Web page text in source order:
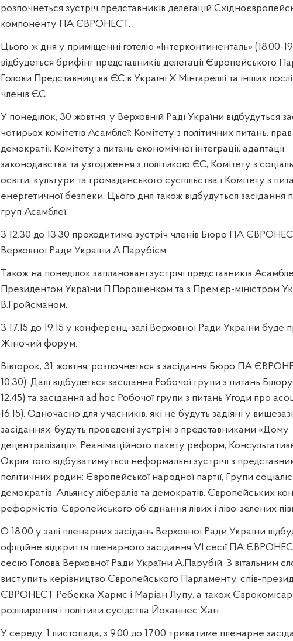
розпочнеться зустріч представників делегацій
компоненту ПА ЄВРОНЕСТ.
Цього ж дня у приміщенні готелю «Інтерконтиненталь» (18.00-
відбудеться брифінг представників делегації Європейського
Голови Представництва ЄС в Україні Х.Мінгареллі та інших
членів ЄС.
У понеділок, 30 жовтня, у Верховній Раді України відбудуться
чотирьох комітетів Асамблеї: Комітету з політичних питань,
демократії, Комітету з питань економічної інтеграції, адаптації
законодавства та узгодження з політикою ЄС, Комітету з
освіти, культури та громадянського суспільства і Комітету з
енергетичної безпеки. Цього дня також відбудуться засідання
груп Асамблеї.
З 12.30 до 13.30 проходитиме зустріч членів Бюро ПА
Верховної Ради України А.Парубієм.
Також на понеділок заплановані зустрічі представників
Президентом України П.Порошенком та з Прем’єр-міністром
В.Гройсманом.
З 17.15 до 19.15 у конференц-залі Верховної Ради України буде
Жіночий форум.
Вівторок, 31 жовтня, розпочнеться з засідання Бюро ПА
10.30). Далі відбудеться засідання Робочої групи з питань
12.45) та засідання ad hoc Робочої групи з питань Угоди про
16.15). Одночасно для учасників, які не будуть задіяні у
засіданнях, будуть проведені зустрічі з представниками «Дому
децентралізації», Реанімаційного пакету реформ,
Окрім того відбуватимуться неформальні зустрічі з
політичних родин: Європейської народної партії, Групи
демократів, Альянсу лібералів та демократів, Європейських
реформістів, Європейського об’єднання лівих і ліво-зелених
О 18.00 у залі пленарних засідань Верховної Ради України
офіційне відкриття пленарного засідання VI сесії ПА
сесію Голова Верховної Ради України А.Парубій. З вітальним
виступить керівництво Європейського Парламенту, спів-
ЄВРОНЕСТ Ребекка Хармс і Маріан Лупу, а також Єврокомісар
розширення і політики сусідства Йоханнес Хан.
У середу, 1 листопада, з 9.00 до 17.00 триватиме пленарне